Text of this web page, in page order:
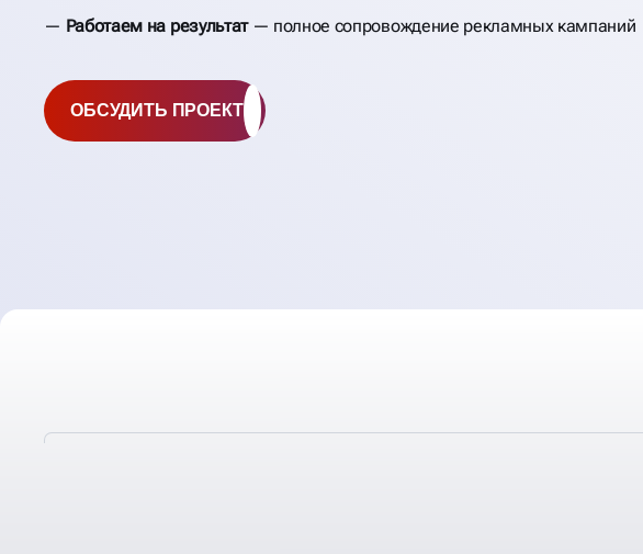
Работаем на результат— полное сопровождение рекламных кампаний
ОБСУДИТЬ ПРОЕКТ